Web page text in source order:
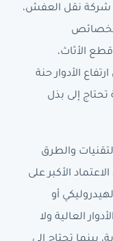
شركة نقل العفش،
الأثاث،
الأدوار حنة
إلى بذل
والطرق
الأكبر على
أو
العالية ولا